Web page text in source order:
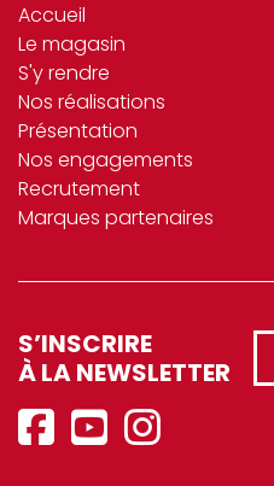
Accueil
Le magasin
S'y rendre
Nos réalisations
Présentation
Nos engagements
Recrutement
Marques partenaires
S’INSCRIRE
À LA NEWSLETTER